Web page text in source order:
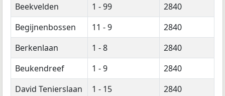
Beekvelden
1 - 99
2840
Begijnenbossen
11 - 9
2840
Berkenlaan
1 - 8
2840
Beukendreef
1 - 9
2840
David Tenierslaan
1 - 15 2840